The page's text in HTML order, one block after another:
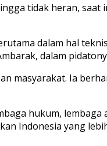
tidak heran, saat
dalam hal
dalam
masyarakat. Ia
hukum,
Indonesia yang